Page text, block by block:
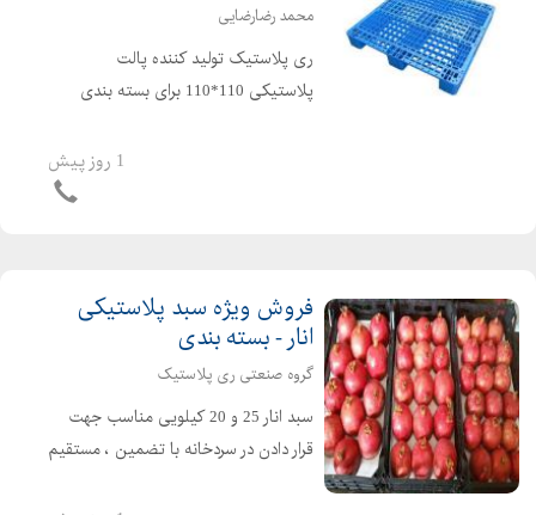
محمد رضارضایی
ری پلاستیک تولید کننده پالت
پلاستیکی 110*110 برای بسته بندی
- ۰۲۱۳۳۳۸۲۰۰۵ - ۰۲۱۳۳۳۸۲۰۰۴ -
1 روز پیش
فروش ویژه سبد پلاستیکی
انار - بسته بندی
گروه صنعتی ری پلاستیک
سبد انار 25 و 20 کیلویی مناسب جهت
قرار دادن در سردخانه با تضمین ، مستقیم